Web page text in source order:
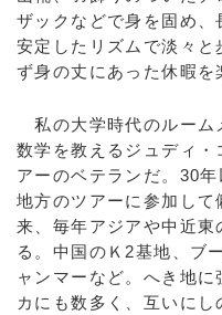
ザックなどで身を固め
安定したリズムで淡々
ず身の丈にあった休暇を
私の大学時代のルーム
数学を教えるジュディ
アーのベテランだ。30
地方のツアーに参加して
来、毎年アジアや中近
る。中国のＫ2基地、ブ
ャンマーなど。へき地
カにも数多く、互いにし